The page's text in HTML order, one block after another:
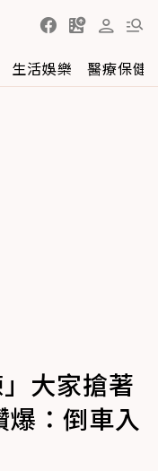
生活娛樂 醫療保健
大家搶著
爆：倒車入